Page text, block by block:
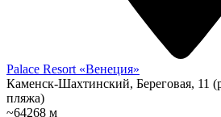
Palace Resort «Венеция»
Каменск-Шахтинский, Береговая, 11
пляжа)
~64268 м